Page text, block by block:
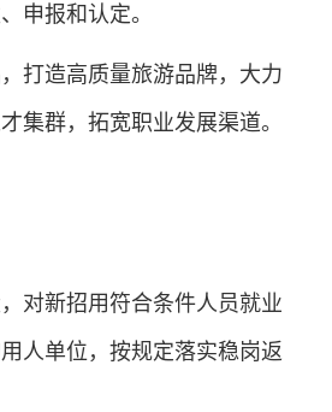
申报和认定。
打造高质量旅游品牌，大力
集群，拓宽职业发展渠道。
对新招用符合条件人员就业
人单位，按规定落实稳岗返